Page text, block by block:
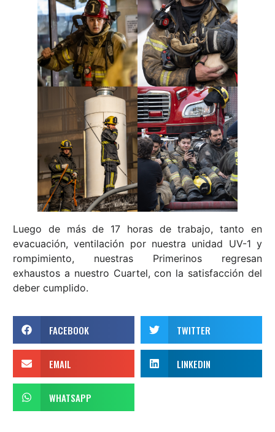
Luego de más de 17 horas de trabajo, tanto en
evacuación, ventilación por nuestra unidad UV-1 y
rompimiento, nuestras Primerinos regresan
exhaustos a nuestro Cuartel, con la satisfacción del
deber cumplido.
FACEBOOK TWITTER
EMAIL LINKEDIN
WHATSAPP